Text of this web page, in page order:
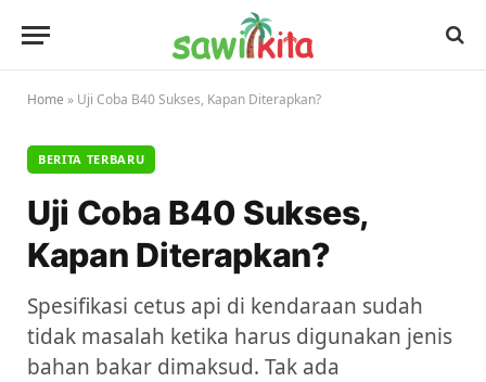
Home » Uji Coba B40 Sukses, Kapan Diterapkan?
BERITA TERBARU
Uji Coba B40 Sukses,
Kapan Diterapkan?
Spesifikasi cetus api di kendaraan sudah
tidak masalah ketika harus digunakan jenis
bahan bakar dimaksud. Tak ada